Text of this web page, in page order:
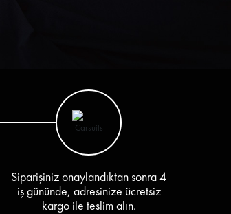
Siparişiniz onaylandıktan sonra 4
iş gününde, adresinize ücretsiz
kargo ile teslim alın.